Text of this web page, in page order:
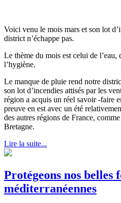
Voici venu le mois mars et son lot
district n’échappe pas.
Le thème du mois est celui de l’eau,
l’hygiène.
Le manque de pluie rend notre
son lot d’incendies attisés par les
région a acquis un réel savoir -faire
preuve en est avec un été
des autres régions de France,
Bretagne.
Lire la suite...
Protégeons nos belles
méditerranéennes